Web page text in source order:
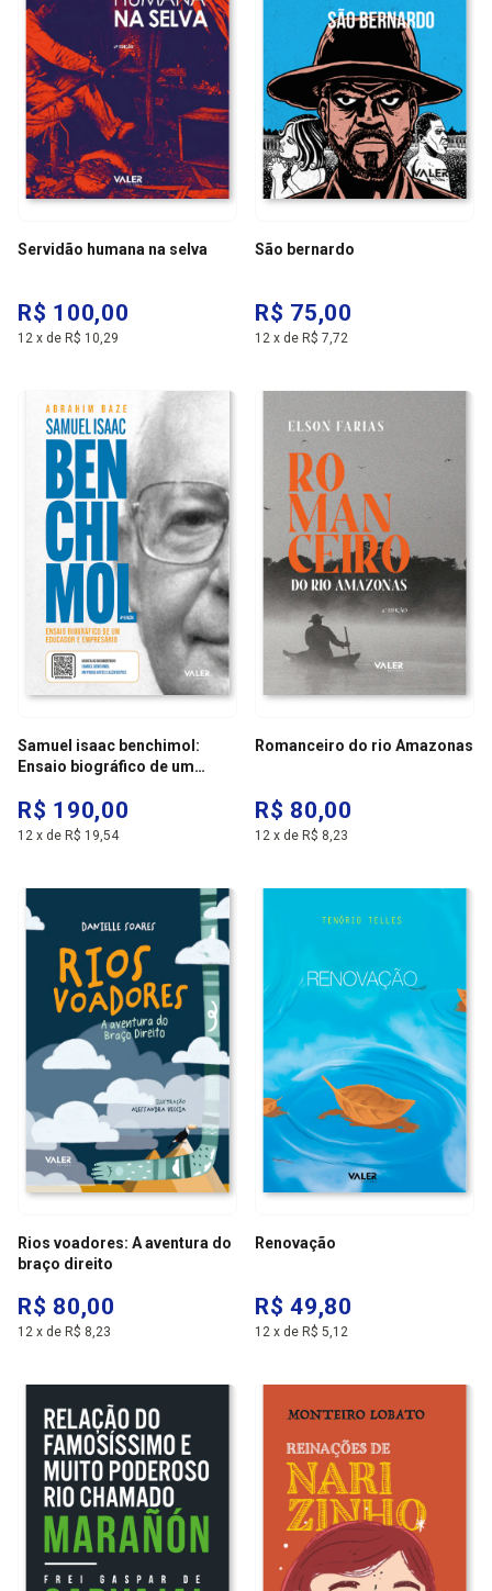
Servidão humana na selva
R$ 100,00
12 x de R$ 10,29
São bernardo
R$ 75,00
12 x de R$ 7,72
Samuel isaac benchimol:
Ensaio biográfico de um
edição
R$ 190,00
12 x de R$ 19,54
Romanceiro do rio Amazonas
R$ 80,00
12 x de R$ 8,23
Rios voadores: A aventura do
braço direito
R$ 80,00
12 x de R$ 8,23
Renovação
R$ 49,80
12 x de R$ 5,12